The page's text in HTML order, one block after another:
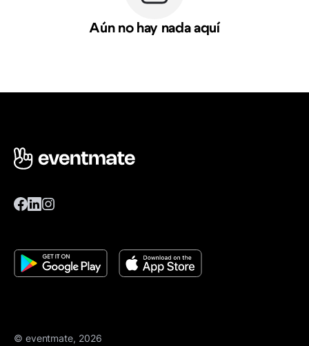
Aún no hay nada aquí
© eventmate, 2026